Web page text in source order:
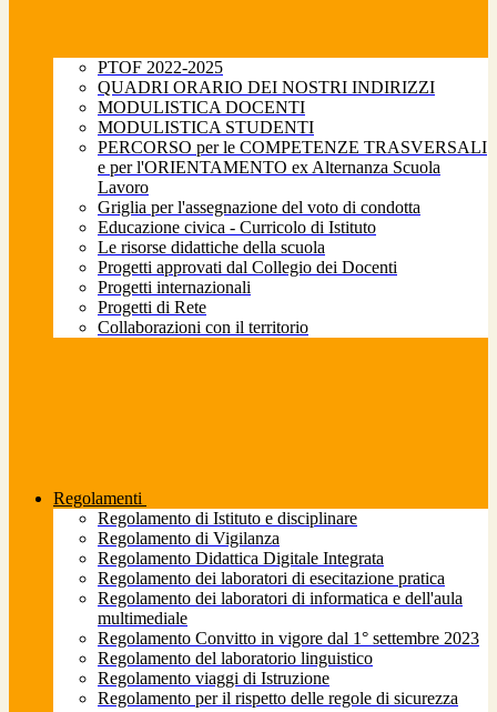
PTOF 2022-2025
QUADRI ORARIO DEI NOSTRI INDIRIZZI
MODULISTICA DOCENTI
MODULISTICA STUDENTI
PERCORSO per le COMPETENZE TRASVERSALI
e per l'ORIENTAMENTO ex Alternanza Scuola
Lavoro
Griglia per l'assegnazione del voto di condotta
Educazione civica - Curricolo di Istituto
Le risorse didattiche della scuola
Progetti approvati dal Collegio dei Docenti
Progetti internazionali
Progetti di Rete
Collaborazioni con il territorio
Regolamenti
Regolamento di Istituto e disciplinare
Regolamento di Vigilanza
Regolamento Didattica Digitale Integrata
Regolamento dei laboratori di esecitazione pratica
Regolamento dei laboratori di informatica e dell'aula
multimediale
Regolamento Convitto in vigore dal 1° settembre 2023
Regolamento del laboratorio linguistico
Regolamento viaggi di Istruzione
Regolamento per il rispetto delle regole di sicurezza